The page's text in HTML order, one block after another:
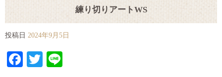
練り切りアートWS
投稿日 2024年9月5日
Facebook
Twitter